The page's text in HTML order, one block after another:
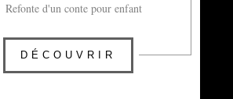
Refonte d'un conte pour enfant
DÉCOUVRIR